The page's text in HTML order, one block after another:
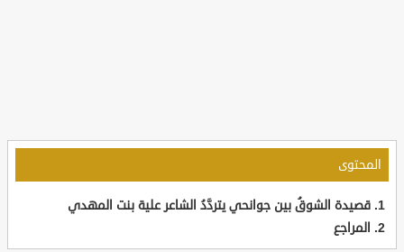
المحتوى
قصيدة الشوقُ بين جوانحي يتردَّدُ الشاعر علية بنت المهدي
المراجع